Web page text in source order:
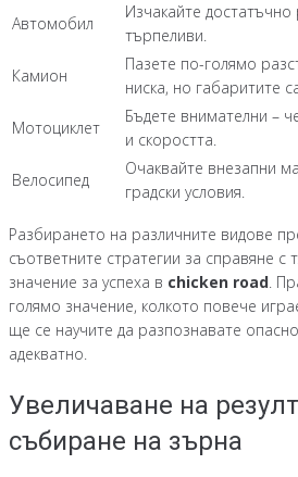
Автомобил
Изчакайте достатъчно
търпеливи.
Камион
Пазете по-голямо
ниска, но габаритите
Мотоциклет
Бъдете внимателни –
и скоростта.
Велосипед
Очаквайте внезапни
градски условия.
Разбирането на различните видове
съответните стратегии за справяне с
значение за успеха в chicken road.
голямо значение, колкото повече
ще се научите да разпознавате
адекватно.
Увеличаване на
събиране на зърна